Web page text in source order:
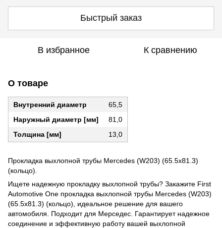
Быстрый заказ
В избранное К сравнению
О товаре
Внутренний диаметр
65,5
Наружный диаметр [мм]
81,0
Толщина [мм]
13,0
Прокладка выхлопной трубы Mercedes (W203) (65.5x81.3)
(кольцо).
Ищете надежную прокладку выхлопной трубы? Закажите First
Automotive One прокладка выхлопной трубы Mercedes (W203)
(65.5x81.3) (кольцо), идеальное решение для вашего
автомобиля. Подходит для Мерседес. Гарантирует надежное
соединение и эффективную работу вашей выхлопной